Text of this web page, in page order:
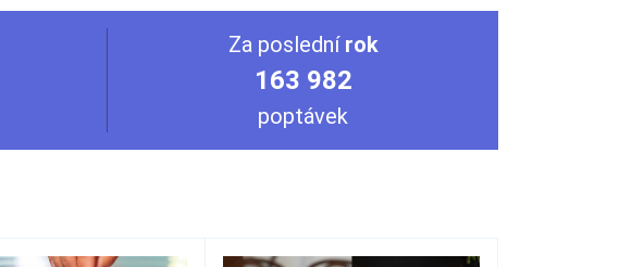
Za poslední rok
163 982
poptávek